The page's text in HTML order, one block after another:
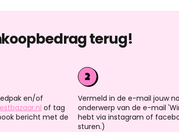
terug!
en/of
of tag
bericht met de
Vermeld in de e-mail jouw
onderwerp van de e-mail
hebt via instagram of
sturen.)